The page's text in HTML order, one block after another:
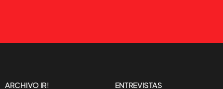
ARCHIVO IR!
ENTREVISTAS